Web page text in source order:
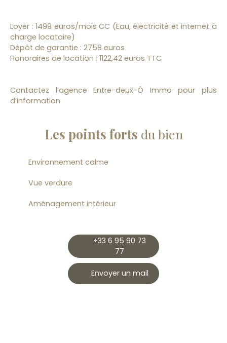
Loyer : 1499 euros/mois CC (Eau, électricité et internet à
charge locataire)
Dépôt de garantie : 2758 euros
Honoraires de location : 1122,42 euros TTC
Contactez l’agence Entre-deux-Ô Immo pour plus
d’information
Les points forts du bien
Environnement calme
Vue verdure
Aménagement intérieur
+33 6 95 90 73
77
Envoyer un mail